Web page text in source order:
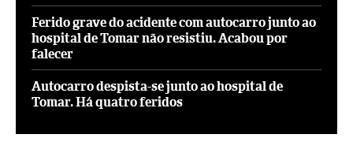
Ferido grave do acidente com autocarro junto ao
hospital de Tomar não resistiu. Acabou por
falecer
Autocarro despista-se junto ao hospital de
Tomar. Há quatro feridos